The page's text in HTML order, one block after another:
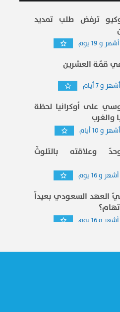
ترفض طلب تمديد
قمّة العشرين
على أوكرانيا لحظة
والغرب
وعلاقته بالتلوثّ
العهد السعودي بعيداّ